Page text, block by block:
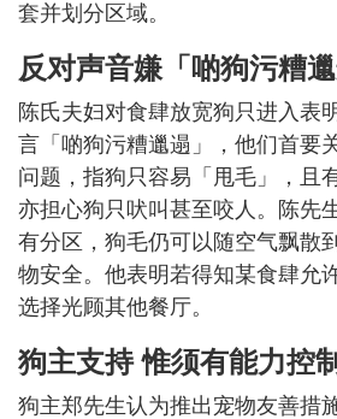
套并划分区域。
反对声音嫌「啲狗污糟邋
陈氏夫妇对食肆放宽狗只进入表
言「啲狗污糟邋遢」，他们首要
问题，指狗只容易「甩毛」，且
亦担心狗只吠叫甚至咬人。陈先
有分区，狗毛仍可以随空气飘散
物安全。他表明若得知某食肆允
选择光顾其他餐厅。
狗主支持 惟须有能力控
狗主郑先生认为推出宠物友善措